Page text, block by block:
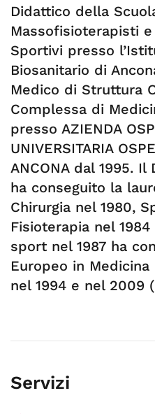
Didattico della
Massofisioterapisti e
Sportivi presso
Biosanitario di
Medico di Struttura
Complessa di
presso AZIENDA
UNIVERSITARIA
ANCONA dal 1995. Il
ha conseguito la
Chirurgia nel 1980,
Fisioterapia nel
sport nel 1987 ha
Europeo in
nel 1994 e nel 2009
Servizi